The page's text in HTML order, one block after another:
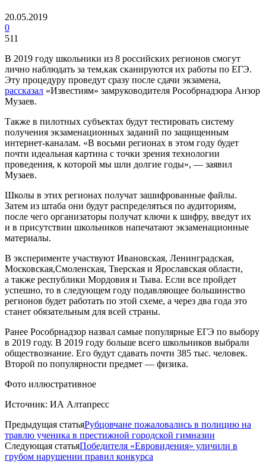
20.05.2019
0
511
В 2019 году школьники из 8 российских регионов смогут
лично наблюдать за тем,как сканируются их работы по ЕГЭ.
Эту процедуру проведут сразу после сдачи экзамена,
рассказал «Известиям» замруководителя Рособрнадзора Анзор
Музаев.
Также в пилотных субъектах будут тестировать систему
получения экзаменационных заданий по защищенным
интернет-каналам. «В восьми регионах в этом году будет
почти идеальная картина с точки зрения технологии
проведения, к которой мы шли долгие годы», — заявил
Музаев.
Школы в этих регионах получат зашифрованные файлы.
Затем из штаба они будут распределяться по аудиториям,
после чего организаторы получат ключи к шифру, введут их
и в присутствии школьников напечатают экзаменационные
материалы.
В эксперименте участвуют Ивановская, Ленинградская,
Московская,Смоленская, Тверская и Ярославская области,
а также республики Мордовия и Тыва. Если все пройдет
успешно, то в следующем году подавляющее большинство
регионов будет работать по этой схеме, а через два года это
станет обязательным для всей страны.
Ранее Рособрнадзор назвал самые популярные ЕГЭ по выбору
в 2019 году. В 2019 году больше всего школьников выбрали
обществознание. Его будут сдавать почти 385 тыс. человек.
Второй по популярности предмет — физика.
Фото иллюстративное
Источник: ИА Алтапресс
Предыдущая статьяРубцовчане пожаловались в полицию на
травлю ученика в престижной городской гимназии
Следующая статьяПобедителя «Евровидения» уличили в
грубом нарушении правил конкурса